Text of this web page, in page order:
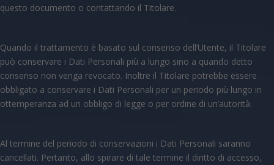
questo documento o contattando il Titolare.
Quando il trattamento è basato sul consenso dell’Utente, il Titolare
può conservare i Dati Personali più a lungo sino a quando detto
consenso non venga revocato. Inoltre il Titolare potrebbe essere
obbligato a conservare i Dati Personali per un periodo più lungo in
ottemperanza ad un obbligo di legge o per ordine di un’autorità.
Al termine del periodo di conservazioni i Dati Personali saranno
cancellati. Pertanto, allo spirare di tale termine il diritto di accesso,